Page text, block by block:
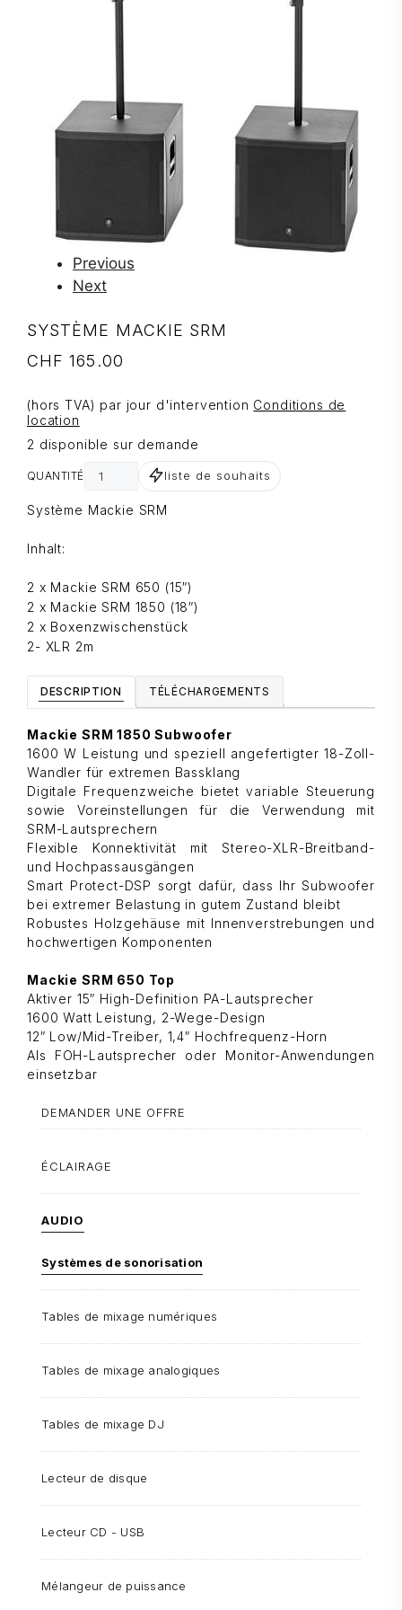
Previous
Next
SYSTÈME MACKIE SRM
CHF 165.00
(hors TVA) par jour d'intervention Conditions de
location
2 disponible sur demande
QUANTITÉ liste de souhaits
Système Mackie SRM
Inhalt:
2 x Mackie SRM 650 (15″)
2 x Mackie SRM 1850 (18″)
2 x Boxenzwischenstück
2- XLR 2m
DESCRIPTION TÉLÉCHARGEMENTS
Mackie SRM 1850 Subwoofer
1600 W Leistung und speziell angefertigter 18-Zoll-
Wandler für extremen Bassklang
Digitale Frequenzweiche bietet variable Steuerung
sowie Voreinstellungen für die Verwendung mit
SRM-Lautsprechern
Flexible Konnektivität mit Stereo-XLR-Breitband-
und Hochpassausgängen
Smart Protect-DSP sorgt dafür, dass Ihr Subwoofer
bei extremer Belastung in gutem Zustand bleibt
Robustes Holzgehäuse mit Innenverstrebungen und
hochwertigen Komponenten
Mackie SRM 650 Top
Aktiver 15″ High-Definition PA-Lautsprecher
1600 Watt Leistung, 2-Wege-Design
12″ Low/Mid-Treiber, 1,4″ Hochfrequenz-Horn
Als FOH-Lautsprecher oder Monitor-Anwendungen
einsetzbar
DEMANDER UNE OFFRE
ÉCLAIRAGE
AUDIO
Systèmes de sonorisation
Tables de mixage numériques
Tables de mixage analogiques
Tables de mixage DJ
Lecteur de disque
Lecteur CD - USB
Mélangeur de puissance